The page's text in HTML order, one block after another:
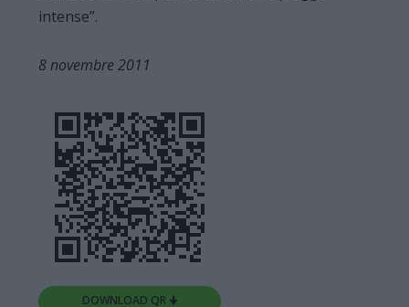
intense”.
8 novembre 2011
DOWNLOAD QR 🠋